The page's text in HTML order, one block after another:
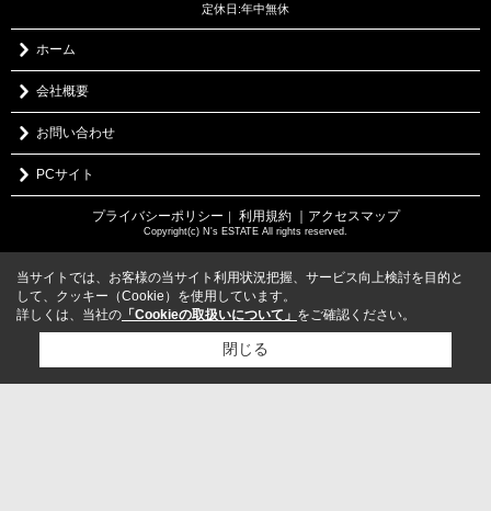
定休日:年中無休
ホーム
会社概要
お問い合わせ
PCサイト
プライバシーポリシー ｜ 利用規約 ｜アクセスマップ
Copyright(c) N's ESTATE All rights reserved.
当サイトでは、お客様の当サイト利用状況把握、サービス向上検討を目的と
して、クッキー（Cookie）を使用しています。
詳しくは、当社の 「Cookieの取扱いについて」 をご確認ください。
閉じる